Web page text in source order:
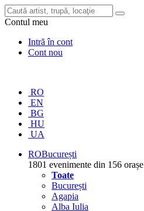
Contul meu
Intră în cont
Cont nou
RO
EN
BG
HU
UA
ROBucurești
1801 evenimente din 156 orașe
Toate
București
Agapia
Alba Iulia